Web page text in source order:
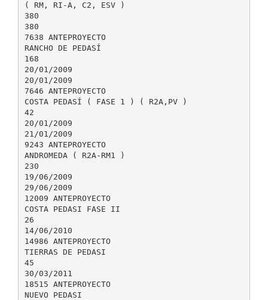
( RM, RI-A, C2, ESV )
380
380
7638 ANTEPROYECTO
RANCHO DE PEDASÍ
168
20/01/2009
20/01/2009
7646 ANTEPROYECTO
COSTA PEDASÍ ( FASE 1 ) ( R2A,PV )
42
20/01/2009
21/01/2009
9243 ANTEPROYECTO
ANDROMEDA ( R2A-RM1 )
230
19/06/2009
29/06/2009
12009 ANTEPROYECTO
COSTA PEDASI FASE II
26
14/06/2010
14986 ANTEPROYECTO
TIERRAS DE PEDASI
45
30/03/2011
18515 ANTEPROYECTO
NUEVO PEDASI